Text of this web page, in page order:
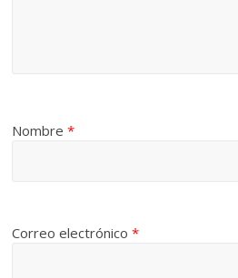
Nombre*
Correo electrónico*